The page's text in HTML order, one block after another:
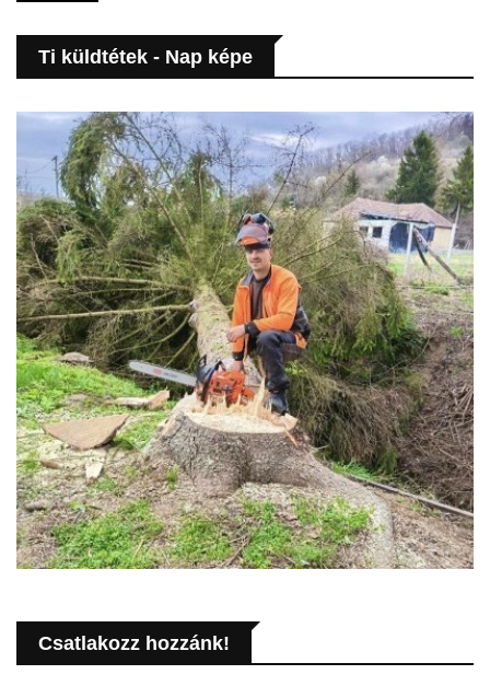
Ti küldtétek - Nap képe
Csatlakozz hozzánk!